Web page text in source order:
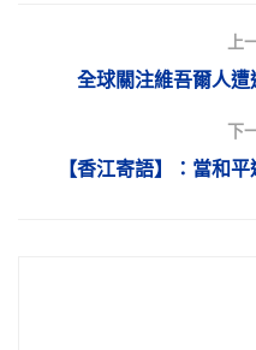
上
全球關注維吾爾人遭
下
【香江寄語】：當和